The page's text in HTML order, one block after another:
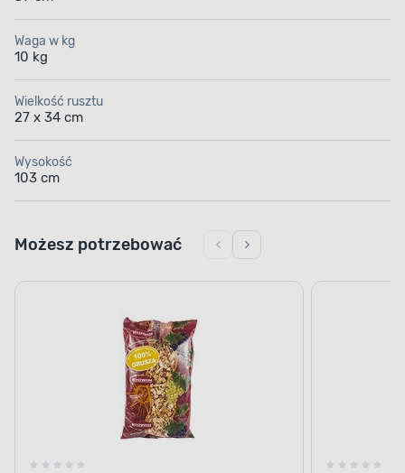
Waga w kg
10 kg
Wielkość rusztu
27 x 34 cm
Wysokość
103 cm
Możesz potrzebować